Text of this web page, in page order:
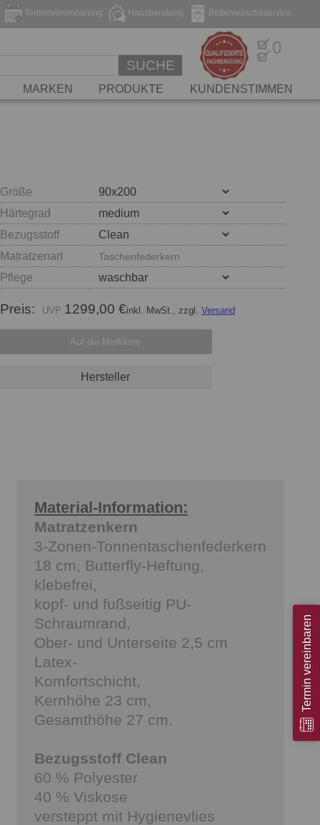
Bettenwäscheservice
Hausberatung
Terminvereinbarung
SUCHE
0
MARKEN PRODUKTE KUNDENSTIMMEN
Größe
Härtegrad
Bezugsstoff
Matratzenart
Taschenfederkern
Pflege
Preis: 1299,00 €inkl. MwSt., zzgl. Versand
Auf die Merkliste
Hersteller
Material-Information:
Matratzenkern
3-Zonen-Tonnentaschenfederkern
18 cm, Butterfly-Heftung,
klebefrei,
kopf- und fußseitig PU-
Schraumrand,
Ober- und Unterseite 2,5 cm
Latex-
Komfortschicht,
Kernhöhe 23 cm,
Gesamthöhe 27 cm.
Bezugsstoff Clean
60 % Polyester
40 % Viskose
versteppt mit Hygienevlies
Termin vereinbaren